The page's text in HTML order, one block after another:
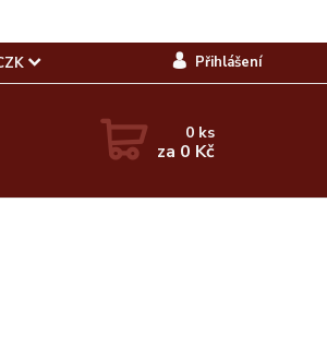
Přihlášení
0 ks
za 0 Kč